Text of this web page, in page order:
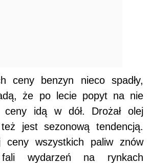
ceny benzyn nieco spadły,
że po lecie popyt na nie
idą w dół. Drożał olej
jest sezonową tendencją.
ceny wszystkich paliw znów
wydarzeń na rynkach